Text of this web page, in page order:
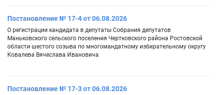
Постановление № 17-4 от 06.08.2026
О регистрации кандидата в депутаты Собрания депутатов
Маньковского сельского поселения Чертковского района Ростовской
области шестого созыва по многомандатному избирательному округу
Ковалева Вячеслава Ивановича
Постановление № 17-3 от 06.08.2026